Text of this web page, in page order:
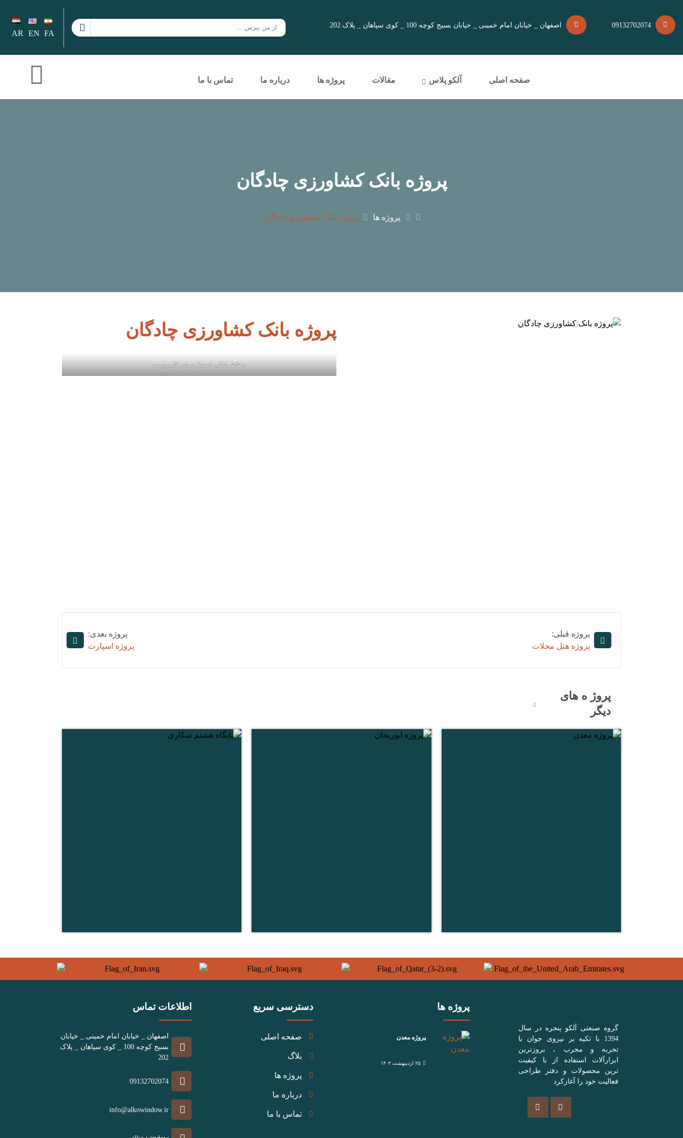
09132702074 اصفهان _ خیابان امام خمینی _ خیابان بسیج کوچه 100 _ کوی سپاهان _ پلاک 202
FA
EN
AR
صفحه اصلی آلکو پلاس مقالات پروژه ها درباره ما تماس با ما
پروژه بانک کشاورزی چادگان
پروژه ها پروژه بانک کشاورزی چادگان
پروژه بانک کشاورزی چادگان
حفاظ بانکی استیل نمای کامپوزیت
پروژه قبلی:
پروژه هتل محلات
پروژه بعدی:
پروژه اسپارت
پروژ ه های
دیگر
گروه صنعتی آلکو پنجره در سال
1394 با تکیه بر نیروی جوان با
تجربه و مجرب ، بروزترین
ابزارآلات استفاده از با کیفیت
ترین محصولات و دفتر طراحی
فعالیت خود را آغازکرد
پروژه ها
پروژه معدن
۲۵ اردیبهشت ۱۴۰۲
دسترسی سریع
صفحه اصلی
بلاگ
پروژه ها
درباره ما
تماس با ما
اطلاعات تماس
اصفهان _ خیابان امام خمینی _ خیابان
بسیج کوچه 100 _ کوی سپاهان _ پلاک
202
09132702074
info@alkowindow.ir